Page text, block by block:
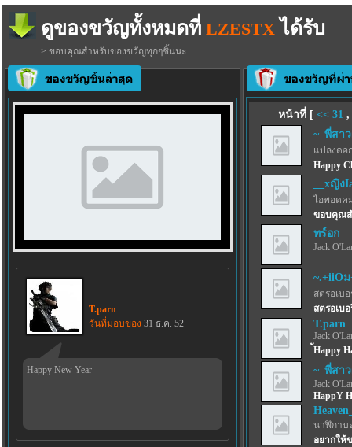
ดูของขวัญทั้งหมดที่ LZESTX ได้รับ
> ขอบคุณสำหรับของขวัญทุกๆชิ้นนะ
T.parn
วันที่มอบของ 31 ธ.ค. 52
Happy New Year
หน้าที่ [ << 31 ,
~_พี่สา
แปลงดอ
Happy
__xญิง
ไอพอดค
ขอบคุณส
ทร์อก
Jack
~.+iiOม
สตรอเบอ
สตรอเบ
T.parn
Jack
Happy
~_พี่สา
Jack
HappY
นาฬิกาบ
อยากให้